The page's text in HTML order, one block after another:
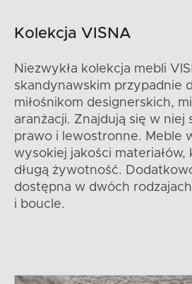
Kolekcja VISNA
Niezwykła kolekcja mebli
skandynawskim przypadnie
miłośnikom designerskich,
aranżacji. Znajdują się w niej
prawo i lewostronne. Meble
wysokiej jakości
długą żywotność.
dostępna w dwóch
i boucle.